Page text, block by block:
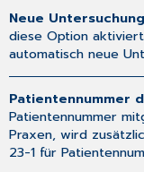
Neue
diese Option
automatisch neue
Patientennummer
Patientennummer
Praxen, wird
23-1 für